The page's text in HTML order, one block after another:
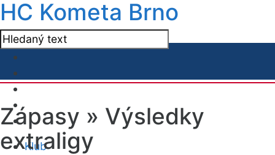
HC Kometa Brno
Klub
Zápasy » Výsledky
extraligy